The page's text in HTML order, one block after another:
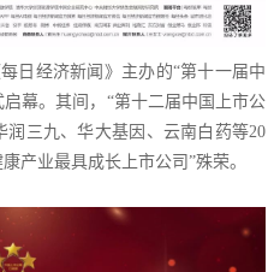
日经济新闻》主办的“第十一届中
幕。其间，“第十二届中国上市公
润三九、华大基因、云南白药等20
产业最具成长上市公司”殊荣。